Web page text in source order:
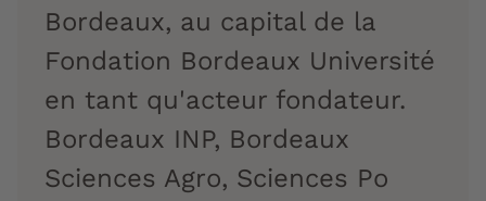
Bordeaux, au capital de la
Fondation Bordeaux Université
en tant qu'acteur fondateur.
Bordeaux INP, Bordeaux
Sciences Agro, Sciences Po